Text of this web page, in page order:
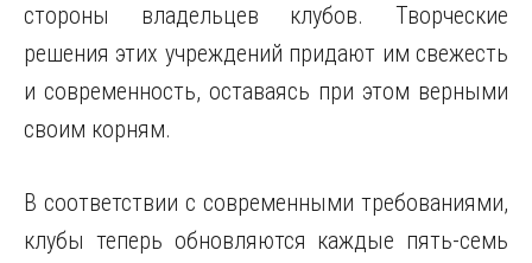
стороны владельцев клубов. Творческие
решения этих учреждений придают им свежесть
и современность, оставаясь при этом верными
своим корням.
В соответствии с современными требованиями,
клубы теперь обновляются каждые пять-семь